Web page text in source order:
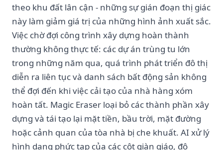
theo khu đất lân cận - những sự gián đoạn thị giác
này làm giảm giá trị của những hình ảnh xuất sắc.
Việc chờ đợi công trình xây dựng hoàn thành
thường không thực tế: các dự án trùng tu lớn
trong những năm qua, quá trình phát triển đô thị
diễn ra liên tục và danh sách bất động sản không
thể đợi đến khi việc cải tạo của nhà hàng xóm
hoàn tất. Magic Eraser loại bỏ các thành phần xây
dựng và tái tạo lại mặt tiền, bầu trời, mặt đường
hoặc cảnh quan của tòa nhà bị che khuất. AI xử lý
hình dạng phức tạp của các cột giàn giáo, độ